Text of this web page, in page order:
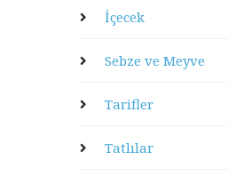
İçecek
Sebze ve Meyve
Tarifler
Tatlılar